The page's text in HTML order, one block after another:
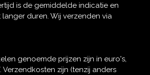
is de gemiddelde indicatie en
langer duren. Wij verzenden via
genoemde prijzen zijn in euro's,
Verzendkosten zijn (tenzij anders